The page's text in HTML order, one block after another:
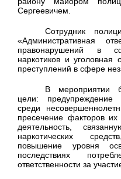
Сергеевичем.
Сотрудник
«Административная
правонарушений в
наркотиков и уголовная
преступлений в сфере
В мероприятии
цели: предупреждение
среди
пресечение факторов
деятельность,
наркотических
повышение уровня
последствиях
ответственности за